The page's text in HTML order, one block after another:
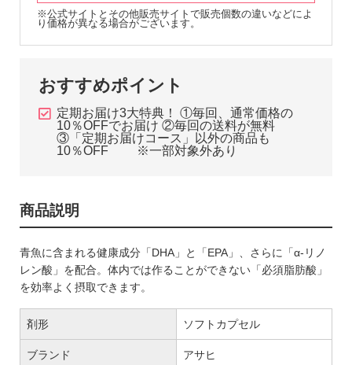
※公式サイトとその他販売サイトで販売個数の違いなどによ
り価格が異なる場合がございます。
おすすめポイント
定期お届け3大特典！ ①毎回、通常価格の
10％OFFでお届け ②毎回の送料が無料
③「定期お届けコース」以外の商品も
10％OFF ※一部対象外あり
商品説明
青魚に含まれる健康成分「DHA」と「EPA」、さらに「α-リノ
レン酸」を配合。体内では作ることができない「必須脂肪酸」
を効率よく摂取できます。
剤形 ソフトカプセル
ブランド アサヒ